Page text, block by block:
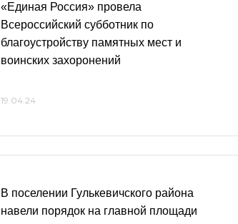
«Единая Россия» провела
Всероссийский субботник по
благоустройству памятных мест и
воинских захоронений
19.04.24
В поселении Гулькевичского района
навели порядок на главной площади